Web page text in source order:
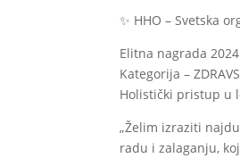
✨ HHO – Svetska
Elitna nagrada
Kategorija –
Holistički pristup u
„Želim izraziti
radu i zalaganju,